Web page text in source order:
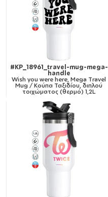
#KP_18961_travel-mug-mega-
handle
Wish you were here, Mega Travel
Mug / Κούπα Ταξιδίου, διπλού
τοιχώματος (θερμό) 1,2L